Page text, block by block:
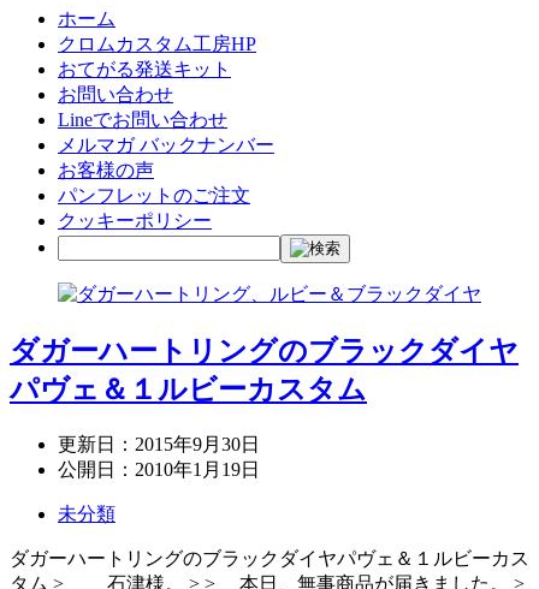
ホーム
クロムカスタム工房HP
おてがる発送キット
お問い合わせ
Lineでお問い合わせ
メルマガ バックナンバー
お客様の声
パンフレットのご注文
クッキーポリシー
ダガーハートリングのブラックダイヤ
パヴェ＆１ルビーカスタム
更新日： 2015年9月30日
公開日： 2010年1月19日
未分類
ダガーハートリングのブラックダイヤパヴェ＆１ルビーカス
タム > 石津様。 > > 本日、無事商品が届きました。 >